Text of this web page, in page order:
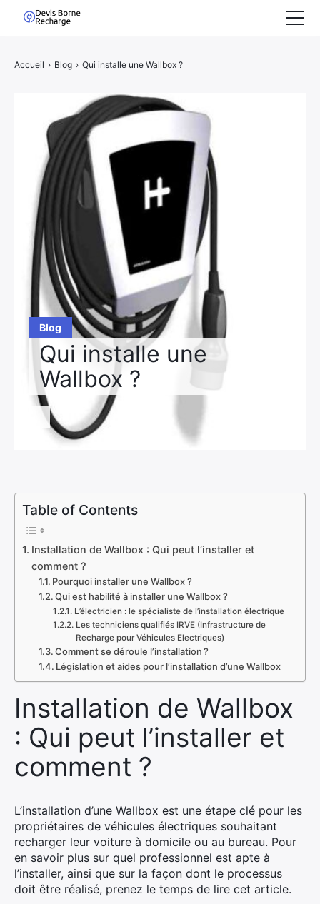
Blog
Qui installe une
Wallbox ?
Accueil › Blog › Qui installe une Wallbox ?
Table of Contents
Installation de Wallbox : Qui peut l’installer et
comment ?
Pourquoi installer une Wallbox ?
Qui est habilité à installer une Wallbox ?
L’électricien : le spécialiste de l’installation électrique
Les techniciens qualifiés IRVE (Infrastructure de
Recharge pour Véhicules Electriques)
Comment se déroule l’installation ?
Législation et aides pour l’installation d’une Wallbox
Installation de Wallbox
: Qui peut l’installer et
comment ?
L’installation d’une Wallbox est une étape clé pour les
propriétaires de véhicules électriques souhaitant
recharger leur voiture à domicile ou au bureau. Pour
en savoir plus sur quel professionnel est apte à
l’installer, ainsi que sur la façon dont le processus
doit être réalisé, prenez le temps de lire cet article.
Nous Rejoindre